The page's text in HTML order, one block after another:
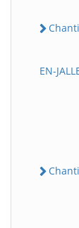
EN-